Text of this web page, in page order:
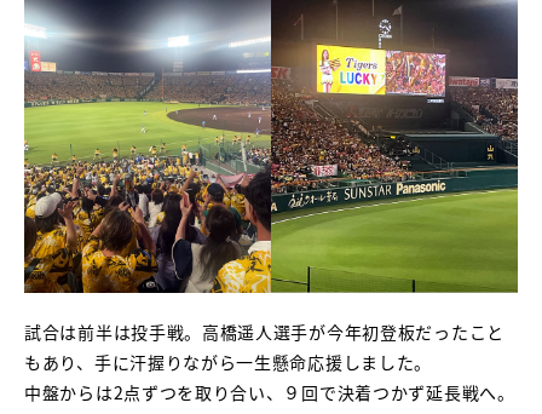
試合は前半は投手戦。高橋遥人選手が今年初登板だったこと
もあり、手に汗握りながら一生懸命応援しました。
中盤からは2点ずつを取り合い、９回で決着つかず延長戦へ。